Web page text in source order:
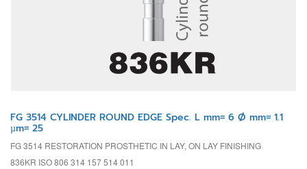
FG 3514 CYLINDER ROUND EDGE Spec. L mm= 6 Ø mm= 1.1
µm= 25
FG 3514 RESTORATION PROSTHETIC IN LAY, ON LAY FINISHING
836KR ISO 806 314 157 514 011